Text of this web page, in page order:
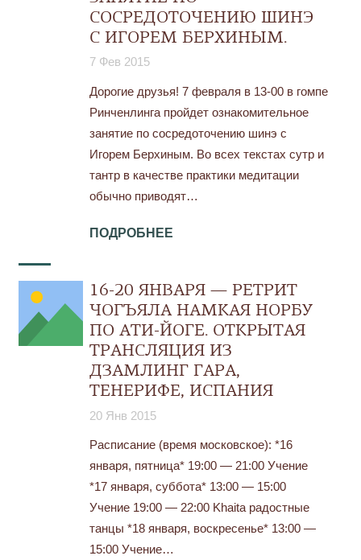
СОСРЕДОТОЧЕНИЮ ШИНЭ
C ИГОРЕМ БЕРХИНЫМ.
7 Фев 2015
Дорогие друзья! 7 февраля в 13-00 в гомпе
Ринченлинга пройдет ознакомительное
занятие по сосредоточению шинэ c
Игорем Берхиным. Во всех текстах сутр и
тантр в качестве практики медитации
обычно приводят…
ПОДРОБНЕЕ
16-20 ЯНВАРЯ — РЕТРИТ
ЧОГЪЯЛА НАМКАЯ НОРБУ
ПО АТИ-ЙОГЕ. ОТКРЫТАЯ
ТРАНСЛЯЦИЯ ИЗ
ДЗАМЛИНГ ГАРА,
ТЕНЕРИФЕ, ИСПАНИЯ
20 Янв 2015
Расписание (время московское): *16
января, пятница* 19:00 — 21:00 Учение
*17 января, суббота* 13:00 — 15:00
Учение 19:00 — 22:00 Khaita радостные
танцы *18 января, воскресенье* 13:00 —
15:00 Учение…